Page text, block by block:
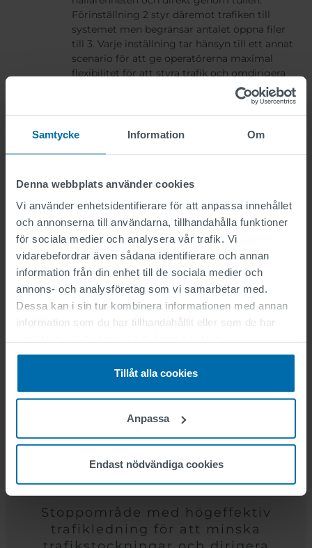
Samtycke Information Om
Denna webbplats använder cookies
Vi använder enhetsidentifierare för att anpassa innehållet
och annonserna till användarna, tillhandahålla funktioner
för sociala medier och analysera vår trafik. Vi
vidarebefordrar även sådana identifierare och annan
information från din enhet till de sociala medier och
annons- och analysföretag som vi samarbetar med.
Dessa kan i sin tur kombinera informationen med annan
information som du har tillhandahållit eller som de har
Tillåt alla cookies
Anpassa
Endast nödvändiga cookies
Förinställning 2 styr däremot trafiken till
systemet men begränsar antalet öppna filer
till 3. Varje inställning tar hänsyn till ett annat
scenario för att ge operatörerna maximal
flexibilitet för att styra trafik och omdirigera
om det behövs för smidig lasthantering.
Det här är det bästa exemplet på hur väg-
och sjöfartstrafiken kan styras och
kontrolleras med intelligent hårdvara och
mjukvara.
NYCKELFAKTA
PROJEKTETS LÄNGD
2015-2016
UTMANINGEN
Stoppområde med högeffektiv
trafikledning för att minska